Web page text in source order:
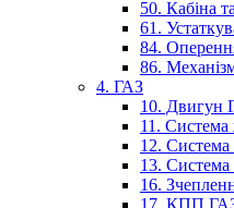
50. Кабіна
61.
84.
86.
4. ГАЗ
10. Двигун
11.
12. Система
13.
16.
17. КПП